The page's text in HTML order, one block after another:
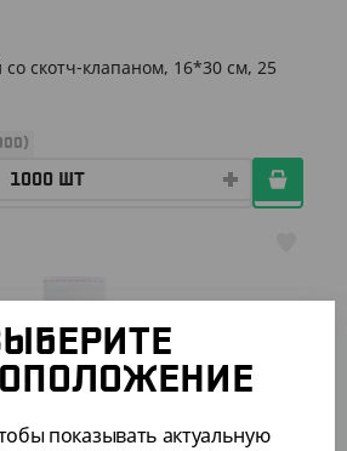
скотч-клапаном, 16*30 см, 25
показывать актуальную